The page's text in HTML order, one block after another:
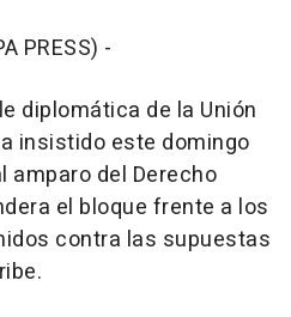
PRESS) -
diplomática de la Unión
insistido este domingo
amparo del Derecho
el bloque frente a los
contra las supuestas